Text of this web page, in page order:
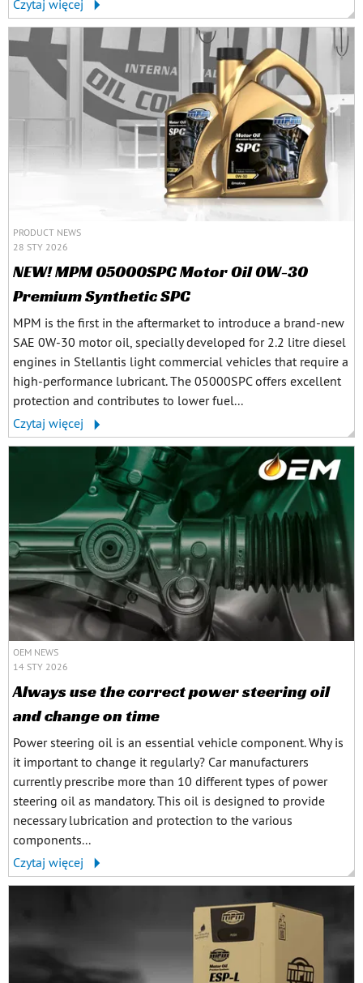
Czytaj więcej
PRODUCT NEWS
28 STY 2026
NEW! MPM 05000SPC Motor Oil 0W-30
Premium Synthetic SPC
MPM is the first in the aftermarket to introduce a brand-new
SAE 0W-30 motor oil, specially developed for 2.2 litre diesel
engines in Stellantis light commercial vehicles that require a
high-performance lubricant. The 05000SPC offers excellent
protection and contributes to lower fuel...
Czytaj więcej
OEM NEWS
14 STY 2026
Always use the correct power steering oil
and change on time
Power steering oil is an essential vehicle component. Why is
it important to change it regularly? Car manufacturers
currently prescribe more than 10 different types of power
steering oil as mandatory. This oil is designed to provide
necessary lubrication and protection to the various
components...
Czytaj więcej